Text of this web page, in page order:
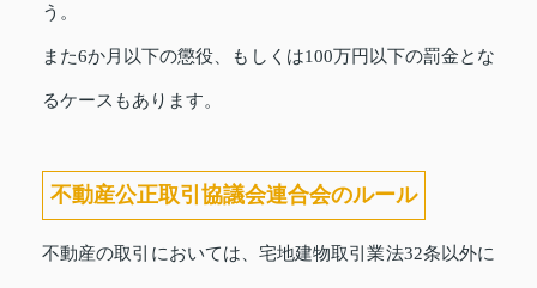
う。
また6か月以下の懲役、もしくは100万円以下の罰金とな
るケースもあります。
不動産公正取引協議会連合会のルール
不動産の取引においては、宅地建物取引業法32条以外に